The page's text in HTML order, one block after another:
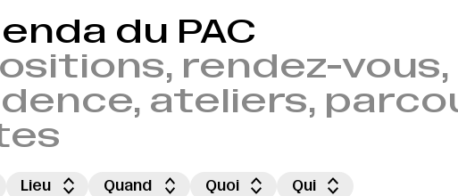
du PAC
rendez-
ateliers,
Lieu Quand Quoi Qui